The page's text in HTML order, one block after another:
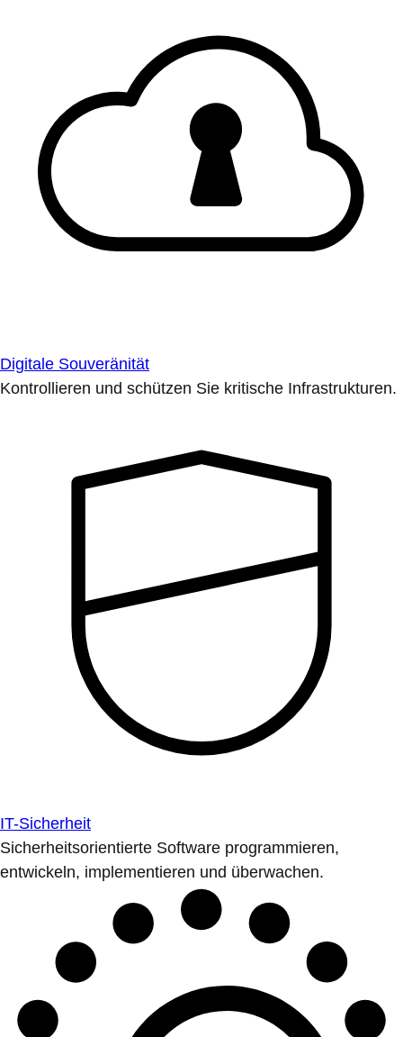
Digitale Souveränität
Kontrollieren und schützen Sie kritische Infrastrukturen.
IT-Sicherheit
Sicherheitsorientierte Software programmieren,
entwickeln, implementieren und überwachen.